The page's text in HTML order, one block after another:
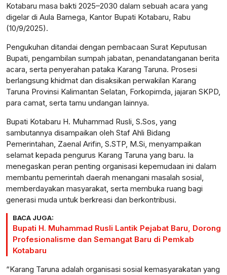
Kotabaru masa bakti 2025–2030 dalam sebuah acara yang
digelar di Aula Bamega, Kantor Bupati Kotabaru, Rabu
(10/9/2025).
Pengukuhan ditandai dengan pembacaan Surat Keputusan
Bupati, pengambilan sumpah jabatan, penandatanganan berita
acara, serta penyerahan pataka Karang Taruna. Prosesi
berlangsung khidmat dan disaksikan perwakilan Karang
Taruna Provinsi Kalimantan Selatan, Forkopimda, jajaran SKPD,
para camat, serta tamu undangan lainnya.
Bupati Kotabaru H. Muhammad Rusli, S.Sos, yang
sambutannya disampaikan oleh Staf Ahli Bidang
Pemerintahan, Zaenal Arifin, S.STP, M.Si, menyampaikan
selamat kepada pengurus Karang Taruna yang baru. Ia
menegaskan peran penting organisasi kepemudaan ini dalam
membantu pemerintah daerah menangani masalah sosial,
memberdayakan masyarakat, serta membuka ruang bagi
generasi muda untuk berkreasi dan berkontribusi.
BACA JUGA:
Bupati H. Muhammad Rusli Lantik Pejabat Baru, Dorong
Profesionalisme dan Semangat Baru di Pemkab
Kotabaru
“Karang Taruna adalah organisasi sosial kemasyarakatan yang